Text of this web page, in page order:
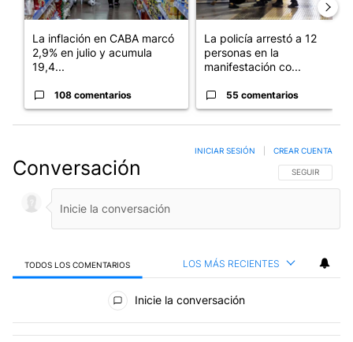
La inflación en CABA marcó
2,9% en julio y acumula
19,4...
108 comentarios
La policía arrestó a 12
personas en la
manifestación co...
55 comentarios
Conversación SIGA ESTA
SEGUIR
INICIAR SESIÓN CREAR CUENTA
TODOS LOS COMENTARIOS LOS MÁS RECIENTES
Todos los comentarios
Inicie la conversación